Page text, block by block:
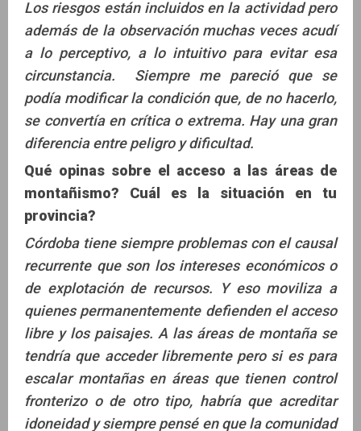
Los riesgos están incluidos en la actividad pero
además de la observación muchas veces acudí
a lo perceptivo, a lo intuitivo para evitar esa
circunstancia. Siempre me pareció que se
podía modificar la condición que, de no hacerlo,
se convertía en crítica o extrema. Hay una gran
diferencia entre peligro y dificultad.
Qué opinas sobre el acceso a las áreas de
montañismo? Cuál es la situación en tu
provincia?
Córdoba tiene siempre problemas con el causal
recurrente que son los intereses económicos o
de explotación de recursos. Y eso moviliza a
quienes permanentemente defienden el acceso
libre y los paisajes. A las áreas de montaña se
tendría que acceder libremente pero si es para
escalar montañas en áreas que tienen control
fronterizo o de otro tipo, habría que acreditar
idoneidad y siempre pensé en que la comunidad